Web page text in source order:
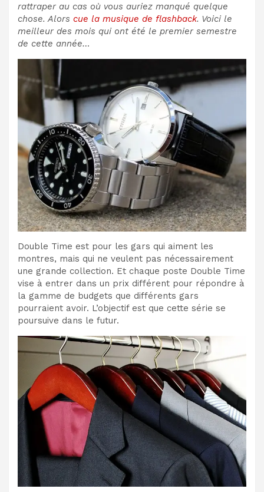
rattraper au cas où vous auriez manqué quelque
chose. Alors cue la musique de flashback. Voici le
meilleur des mois qui ont été le premier semestre
de cette année…
Double Time est pour les gars qui aiment les
montres, mais qui ne veulent pas nécessairement
une grande collection. Et chaque poste Double Time
vise à entrer dans un prix différent pour répondre à
la gamme de budgets que différents gars
pourraient avoir. L’objectif est que cette série se
poursuive dans le futur.